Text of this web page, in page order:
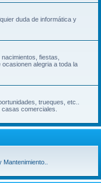
duda de informática y
fiestas,
alegria a toda la
trueques, etc..
comerciales.
Mantenimiento..